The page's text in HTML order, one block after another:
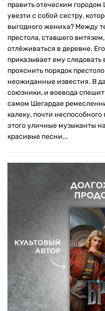
править отеческим
увезти с собой сестру,
выгодного жениха? Между
престола, ставшего
отлёживаться в деревне.
приказывает ему
прояснить порядок
неожиданные известия. В
союзники, и воевода
самом Шегардае
калеку, почти
этого уличные музыканты
красивые песни...